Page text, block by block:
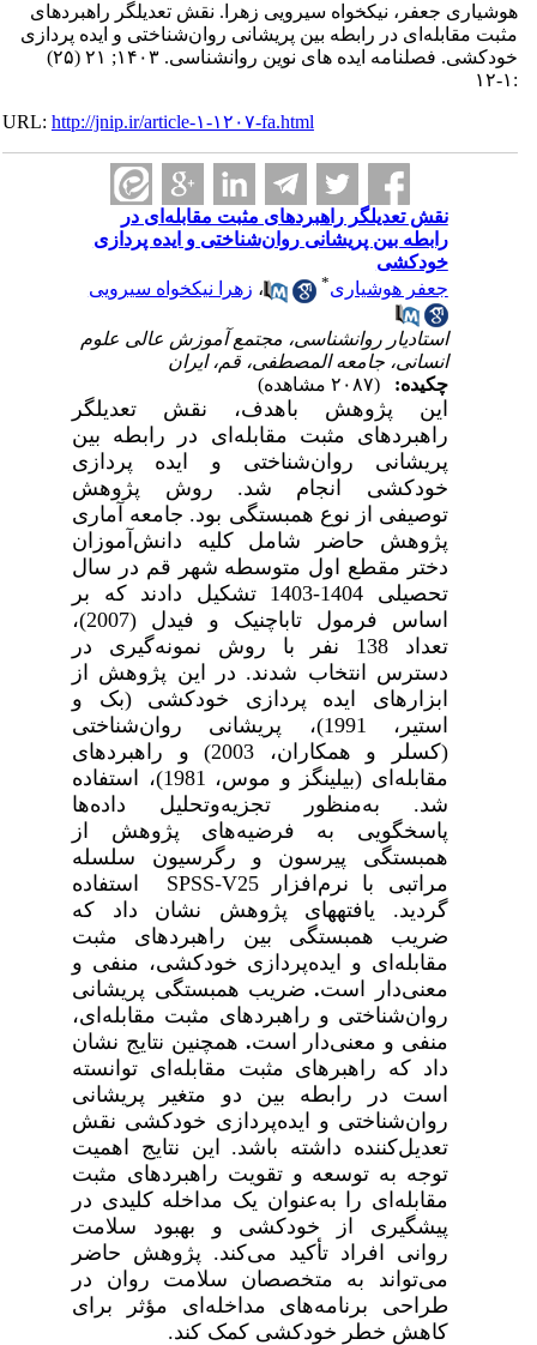
هوشیاری جعفر، نیکخواه سیرویی زهرا. نقش تعدیلگر راهبردهای
مثبت مقابله‌ای در رابطه بین پریشانی روان‌شناختی و ایده پردازی
خودکشی. فصلنامه ایده های نوین روانشناسی. ۱۴۰۳; ۲۱ (۲۵)
URL:http://jnip.ir/article-۱-۱۲۰۷-fa.html
نقش تعدیلگر راهبردهای مثبت مقابله‌ای در
رابطه بین پریشانی روان‌شناختی و ایده پردازی
خودکشی
جعفر هوشیاری* ،زهرا نیکخواه سیرویی
استادیار روانشناسی، مجتمع آموزش عالی علوم
انسانی، جامعه المصطفی، قم، ایران
چکیده:
این پژوهش باهدف،
نقش تعدیلگر
راهبردهای مثبت مقابله‌ای در رابطه بین
پریشانی روان‌شناختی و ایده پردازی
خودکشی
انجام شد. روش پژوهش
توصیفی از نوع همبستگی بود. جامعه آماری
پژوهش حاضر شامل کلیه دانش‌آموزان
دختر مقطع اول متوسطه شهر قم در سال
تحصیلی 1404-1403 تشکیل دادند که بر
اساس فرمول تاباچنیک و فیدل (2007)،
تعداد 138 نفر با روش نمونه‌گیری در
دسترس انتخاب شدند. در این پژوهش از
ابزارهای ایده پردازی خودکشی (بک و
استیر، 1991)، پریشانی روان‌شناختی
(کسلر و همکاران، 2003) و راهبردهای
مقابله‌ای (بیلینگز و موس، 1981)، استفاده
شد. به‌منظور تجزیه‌وتحلیل داده‌ها
پاسخگویی به فرضیه‌های پژوهش از
همبستگی پیرسون و رگرسیون سلسله
مراتبیبا نرم‌افزارSPSS-V25 استفاده
گردید. یافته­های پژوهش نشان داد که
ضریب همبستگی بین راهبردهای مثبت
مقابله‌ای و ایده‌پردازی خودکشی، منفی و
معنی‌دار است.ضریب همبستگی پریشانی
روان‌شناختی و راهبردهای مثبت مقابله‌ای،
منفی و معنی‌دار است.همچنین نتایج نشان
داد که راهبرهای مثبت مقابله‌ای توانسته
است در رابطه بین دو متغیر پریشانی
روان‌شناختی و ایده‌پردازی خودکشی نقش
تعدیل‌کننده داشته باشد. این نتایج اهمیت
توجه به توسعه و تقویت راهبردهای مثبت
مقابله‌ای را به‌عنوان یک مداخله کلیدی در
پیشگیری از خودکشی و بهبود سلامت
روانی افراد تأکید می‌کند. پژوهش حاضر
می‌تواند به متخصصان سلامت روان در
طراحی برنامه‌های مداخله‌ای مؤثر برای
کاهش خطر خودکشی کمک کند.